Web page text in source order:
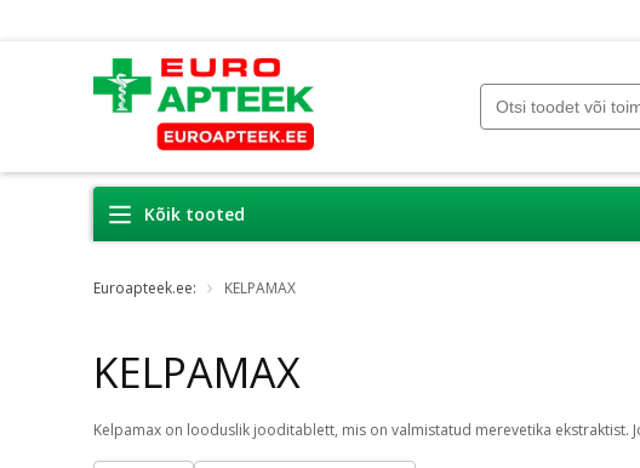
Kõik tooted
Euroapteek.ee: KELPAMAX
KELPAMAX